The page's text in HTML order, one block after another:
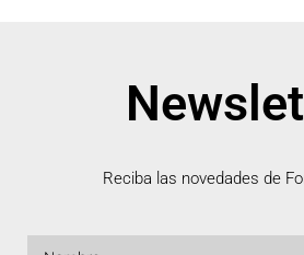
Reciba las novedades de